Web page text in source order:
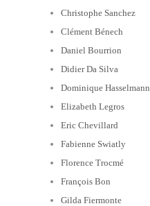
Christophe Sanchez
Clément Bénech
Daniel Bourrion
Didier Da Silva
Dominique Hasselmann
Elizabeth Legros
Eric Chevillard
Fabienne Swiatly
Florence Trocmé
François Bon
Gilda Fiermonte